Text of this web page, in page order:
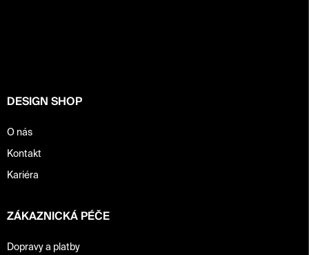
DESIGN SHOP
O nás
Kontakt
Kariéra
ZÁKAZNICKÁ PÉČE
Dopravy a platby